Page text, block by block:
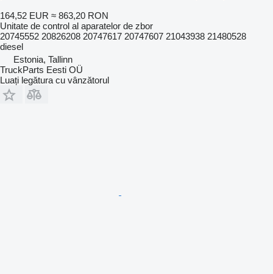
164,52 EUR ≈ 863,20 RON
Unitate de control al aparatelor de zbor
20745552 20826208 20747617 20747607 21043938 21480528
diesel
Estonia, Tallinn
TruckParts Eesti OÜ
Luați legătura cu vânzătorul